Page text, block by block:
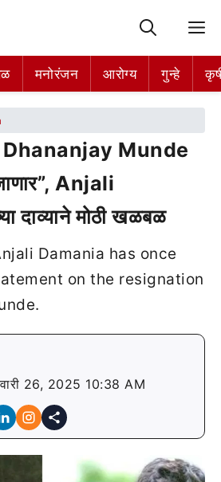
मनोरंजन आरोग्य गुन्हे
Dhananjay Munde
Anjali
दाव्याने मोठी खळबळ
Damania has once
on the resignation
26, 2025 10:38 AM